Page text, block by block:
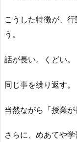
こうした特徴が、
う。
話が長い。くどい。
同じ事を繰り返す。
当然ながら「授業が
さらに、めあてや